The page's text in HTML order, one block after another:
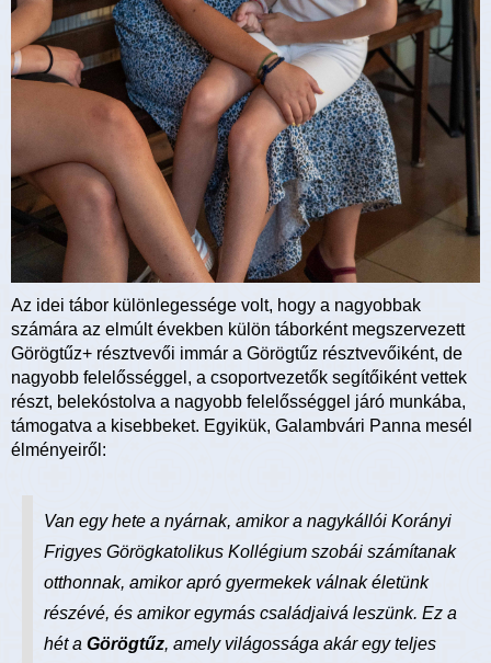
Az idei tábor különlegessége volt, hogy a nagyobbak
számára az elmúlt években külön táborként megszervezett
Görögtűz+ résztvevői immár a Görögtűz résztvevőiként, de
nagyobb felelősséggel, a csoportvezetők segítőiként vettek
részt, belekóstolva a nagyobb felelősséggel járó munkába,
támogatva a kisebbeket. Egyikük, Galambvári Panna mesél
élményeiről:
Van egy hete a nyárnak, amikor a nagykállói Korányi
Frigyes Görögkatolikus Kollégium szobái számítanak
otthonnak, amikor apró gyermekek válnak életünk
részévé, és amikor egymás családjaivá leszünk. Ez a
hét a Görögtűz, amely világossága akár egy teljes